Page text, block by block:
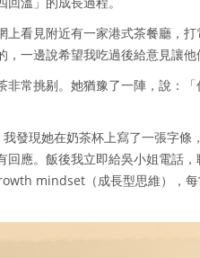
看見附近有一家港式茶餐廳，
一邊說希望我吃過後給意見讓他
常挑剔。她猶豫了一陣，說：
發現她在奶茶杯上寫了一張字條
應。飯後我立即給吳小姐電話
mindset（成長型思維），